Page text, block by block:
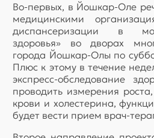
Во-первых, в Йошкар-Оле
медицинскими
диспансеризации в
здоровья» во дворах
города Йошкар-Олы по
Плюс к этому в течение
экспресс-обследование
проводить измерения
крови и холестерина,
будет вести прием врач-